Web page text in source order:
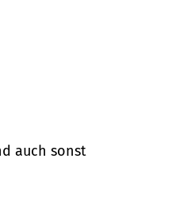
auch sonst